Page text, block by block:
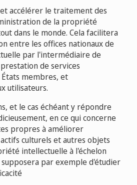
accélérer le traitement des
de la propriété
dans le monde. Cela facilitera
entre les offices nationaux de
par l'intermédiaire de
de services
membres, et
utilisateurs.
et le cas échéant y répondre
en ce qui concerne
propres à améliorer
culturels et autres objets
intellectuelle à l'échelon
par exemple d'étudier